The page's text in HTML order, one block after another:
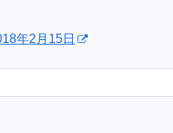
年2月15日